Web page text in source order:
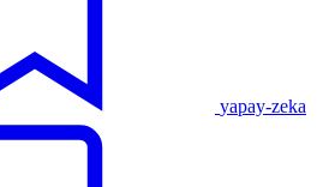
yapay-zeka